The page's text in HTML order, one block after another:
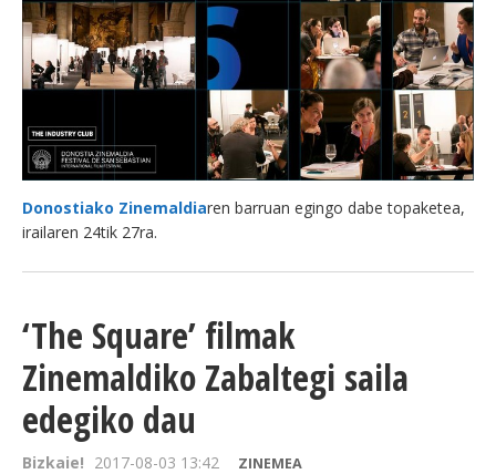
Donostiako Zinemaldiaren barruan egingo dabe topaketea,
irailaren 24tik 27ra.
‘The Square’ filmak
Zinemaldiko Zabaltegi saila
edegiko dau
Bizkaie! 2017-08-03 13:42 ZINEMEA